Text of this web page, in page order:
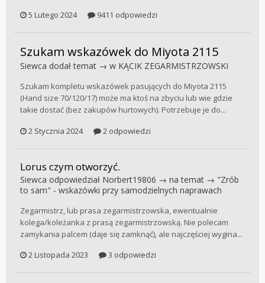
5 Lutego 2024
9411 odpowiedzi
Szukam wskazówek do Miyota 2115
Siewca dodał temat → w KĄCIK ZEGARMISTRZOWSKI
Szukam kompletu wskazówek pasujących do Miyota 2115
(Hand size 70/120/17) może ma ktoś na zbyciu lub wie gdzie
takie dostać (bez zakupów hurtowych). Potrzebuje je do...
2 Stycznia 2024
2 odpowiedzi
Lorus czym otworzyć.
Siewca odpowiedział Norbert19806 → na temat → "Zrób
to sam" - wskazówki przy samodzielnych naprawach
Zegarmistrz, lub prasa zegarmistrzowska, ewentualnie
kolega/koleżanka z prasą zegarmistrzowską. Nie polecam
zamykania palcem (daje się zamknąć), ale najczęściej wygina...
2 Listopada 2023
3 odpowiedzi